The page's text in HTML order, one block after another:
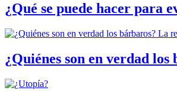
¿Qué se puede hacer para
¿Quiénes son en verdad